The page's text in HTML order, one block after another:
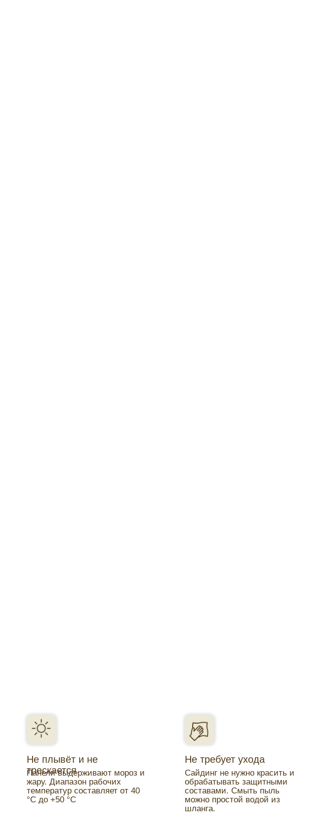
Не плывёт и не
трескается
Панели выдерживают мороз и
жару. Диапазон рабочих
температур составляет от 40
°С до +50 °С
Не требует ухода
Сайдинг не нужно красить и
обрабатывать защитными
составами. Смыть пыль
можно простой водой из
шланга.